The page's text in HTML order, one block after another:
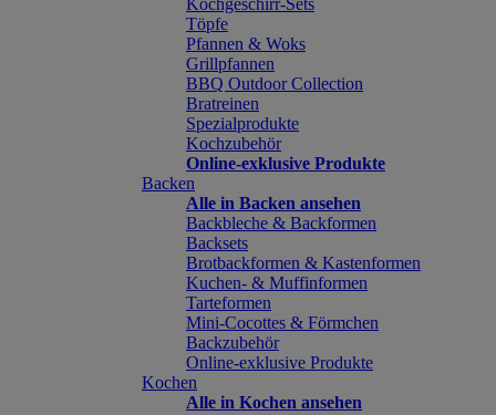
Kochgeschirr-Sets
Töpfe
Pfannen & Woks
Grillpfannen
BBQ Outdoor Collection
Bratreinen
Spezialprodukte
Kochzubehör
Online-exklusive Produkte
Backen
Alle in Backen ansehen
Backbleche & Backformen
Backsets
Brotbackformen & Kastenformen
Kuchen- & Muffinformen
Tarteformen
Mini-Cocottes & Förmchen
Backzubehör
Online-exklusive Produkte
Kochen
Alle in Kochen ansehen